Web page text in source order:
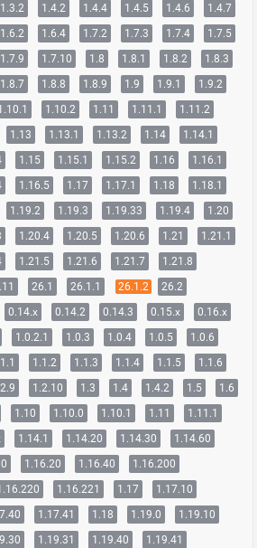
1.3.2 1.4.2 1.4.4 1.4.5 1.4.6
1.4.7
1.6.2 1.6.4 1.7.2 1.7.3 1.7.4
1.7.5
1.7.9 1.7.10 1.8 1.8.1 1.8.2
1.8.3
1.8.7 1.8.8 1.8.9 1.9 1.9.1
1.9.2
1.10.2 1.11 1.11.1
1.11.2
1.13 1.13.1 1.13.2 1.14
1.14.1
1.15 1.15.1 1.15.2 1.16
1.16.1
1.16.5 1.17 1.17.1 1.18
1.18.1
1.19.2 1.19.3 1.19.33 1.19.4
1.20
1.20.4 1.20.5 1.20.6 1.21
1.21.1
1.21.5 1.21.6 1.21.7
1.21.8
26.1 26.1.1 26.1.2 26.2
0.14.x 0.14.2 0.14.3 0.15.x
0.16.x
1.0.2.1 1.0.3 1.0.4 1.0.5
1.0.6
1.1.2 1.1.3 1.1.4 1.1.5
1.1.6
1.2.10 1.3 1.4 1.4.2 1.5
1.6
1.10 1.10.0 1.10.1 1.11
1.11.1
1.14.1 1.14.20 1.14.30
1.14.60
1.16.20 1.16.40
1.16.200
1.16.221 1.17
1.17.10
1.17.41 1.18 1.19.0
1.19.10
1.19.31 1.19.40
1.19.41